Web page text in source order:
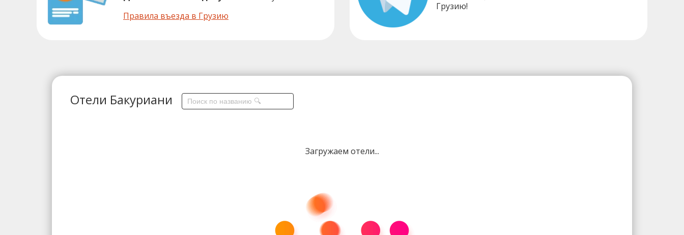
Правила въезда в Грузию
Грузию!
Отели Бакуриани
Загружаем отели...